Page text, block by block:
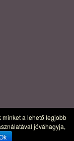
fenntartva!
a lehető legjobb
jóváhagyja,